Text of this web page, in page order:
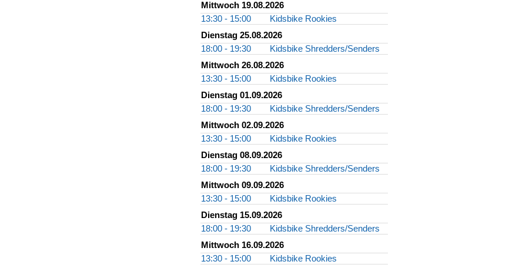
Mittwoch 19.08.2026
13:30 - 15:00
Kidsbike Rookies
Dienstag 25.08.2026
18:00 - 19:30
Kidsbike Shredders/Senders
Mittwoch 26.08.2026
13:30 - 15:00
Kidsbike Rookies
Dienstag 01.09.2026
18:00 - 19:30
Kidsbike Shredders/Senders
Mittwoch 02.09.2026
13:30 - 15:00
Kidsbike Rookies
Dienstag 08.09.2026
18:00 - 19:30
Kidsbike Shredders/Senders
Mittwoch 09.09.2026
13:30 - 15:00
Kidsbike Rookies
Dienstag 15.09.2026
18:00 - 19:30
Kidsbike Shredders/Senders
Mittwoch 16.09.2026
13:30 - 15:00
Kidsbike Rookies